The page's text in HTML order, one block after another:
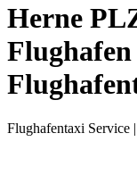
Herne
Flughafentaxi Service